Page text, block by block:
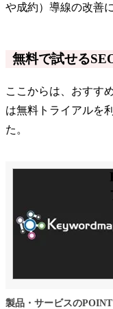
や成約）導線の改善
無料で試せる
ここからは、おすす
は無料トライアルを
た。
製品・サービスのPOINT